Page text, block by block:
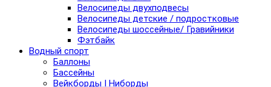
Велосипеды двухподвесы
Велосипеды детские / подростковые
Велосипеды шоссейные/ Гравийники
Фэтбайк
Водный спорт
Баллоны
Бассейны
Вейкборды I Ниборды